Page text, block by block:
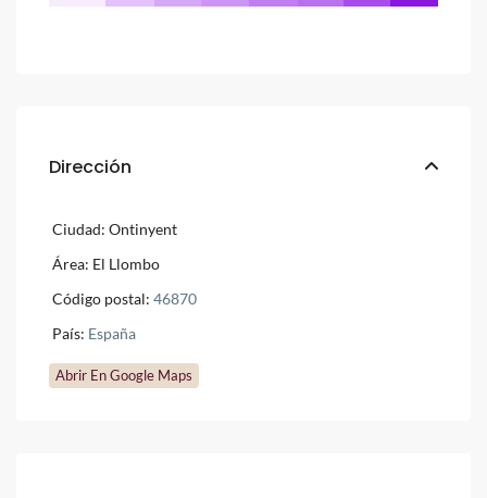
Dirección
Ciudad: Ontinyent
Área: El Llombo
Código postal: 46870
País: España
Abrir En Google Maps